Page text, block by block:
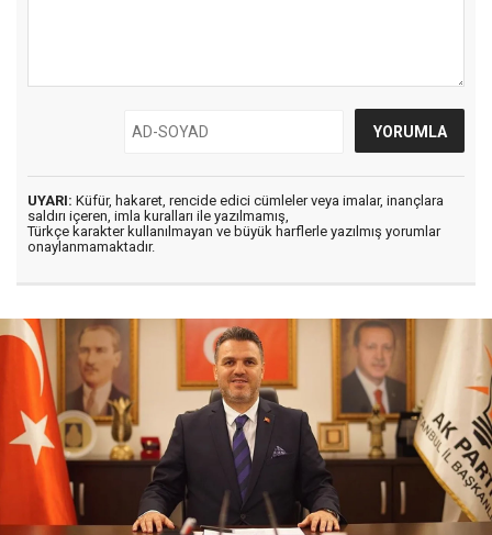
UYARI: Küfür, hakaret, rencide edici cümleler veya imalar, inançlara
saldırı içeren, imla kuralları ile yazılmamış,
Türkçe karakter kullanılmayan ve büyük harflerle yazılmış yorumlar
onaylanmamaktadır.